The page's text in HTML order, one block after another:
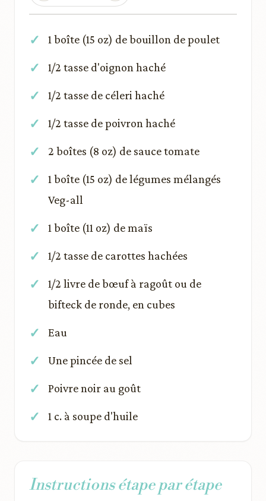
1 boîte (15 oz) de bouillon de poulet
1/2 tasse d'oignon haché
1/2 tasse de céleri haché
1/2 tasse de poivron haché
2 boîtes (8 oz) de sauce tomate
1 boîte (15 oz) de légumes mélangés
Veg-all
1 boîte (11 oz) de maïs
1/2 tasse de carottes hachées
1/2 livre de bœuf à ragoût ou de
bifteck de ronde, en cubes
Eau
Une pincée de sel
Poivre noir au goût
1 c. à soupe d'huile
Instructions étape par étape